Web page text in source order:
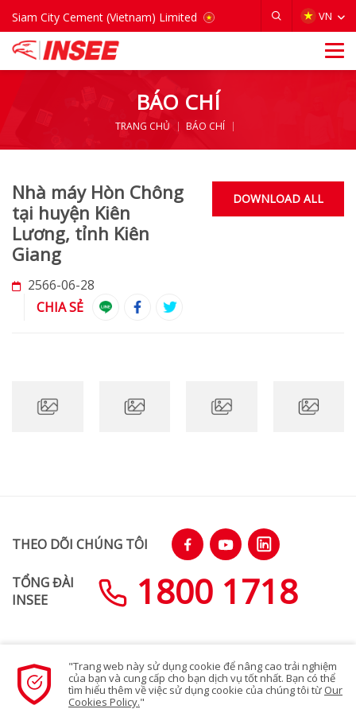
Siam City Cement (Vietnam) Limited VN
BÁO CHÍ
TRANG CHỦ BÁO CHÍ
Nhà máy Hòn Chông
tại huyện Kiên
Lương, tỉnh Kiên
Giang
2566-06-28
CHIA SẺ
DOWNLOAD ALL
THEO DÕI CHÚNG TÔI
TỔNG ĐÀI
INSEE
1800 1718
SƠ ĐỒ TRANG WEB
"Trang web này sử dụng cookie để nâng cao trải nghiệm
của bạn và cung cấp cho bạn dịch vụ tốt nhất. Bạn có thể
tìm hiểu thêm về việc sử dụng cookie của chúng tôi từ Our
Cookies Policy."